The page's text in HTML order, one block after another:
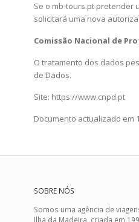
Se o mb-tours.pt pretender
solicitará uma nova
Comissão Nacional de
O tratamento dos dados
de Dados.
Site: https://www.cnpd.pt
Documento actualizado em
SOBRE NÓS
Somos uma agência de
Ilha da Madeira, criada em